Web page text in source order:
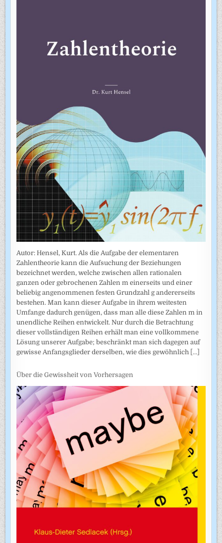
Autor: Hensel, Kurt. Als die Aufgabe der elementaren
Zahlentheorie kann die Aufsuchung der Beziehungen
bezeichnet werden, welche zwischen allen rationalen
ganzen oder gebrochenen Zahlen m einerseits und einer
beliebig angenommenen festen Grundzahl g andererseits
bestehen. Man kann dieser Aufgabe in ihrem weitesten
Umfange dadurch genügen, dass man alle diese Zahlen m in
unendliche Reihen entwickelt. Nur durch die Betrachtung
dieser vollständigen Reihen erhält man eine vollkommene
Lösung unserer Aufgabe; beschränkt man sich dagegen auf
gewisse Anfangsglieder derselben, wie dies gewöhnlich [...]
Über die Gewissheit von Vorhersagen